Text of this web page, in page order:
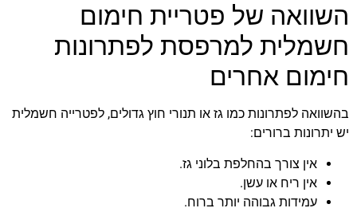
השוואה של פטריית חימום
חשמלית למרפסת לפתרונות
חימום אחרים
בהשוואה לפתרונות כמו גז או תנורי חוץ גדולים, לפטרייה חשמלית
יש יתרונות ברורים:
אין צורך בהחלפת בלוני גז.
אין ריח או עשן.
עמידות גבוהה יותר ברוח.